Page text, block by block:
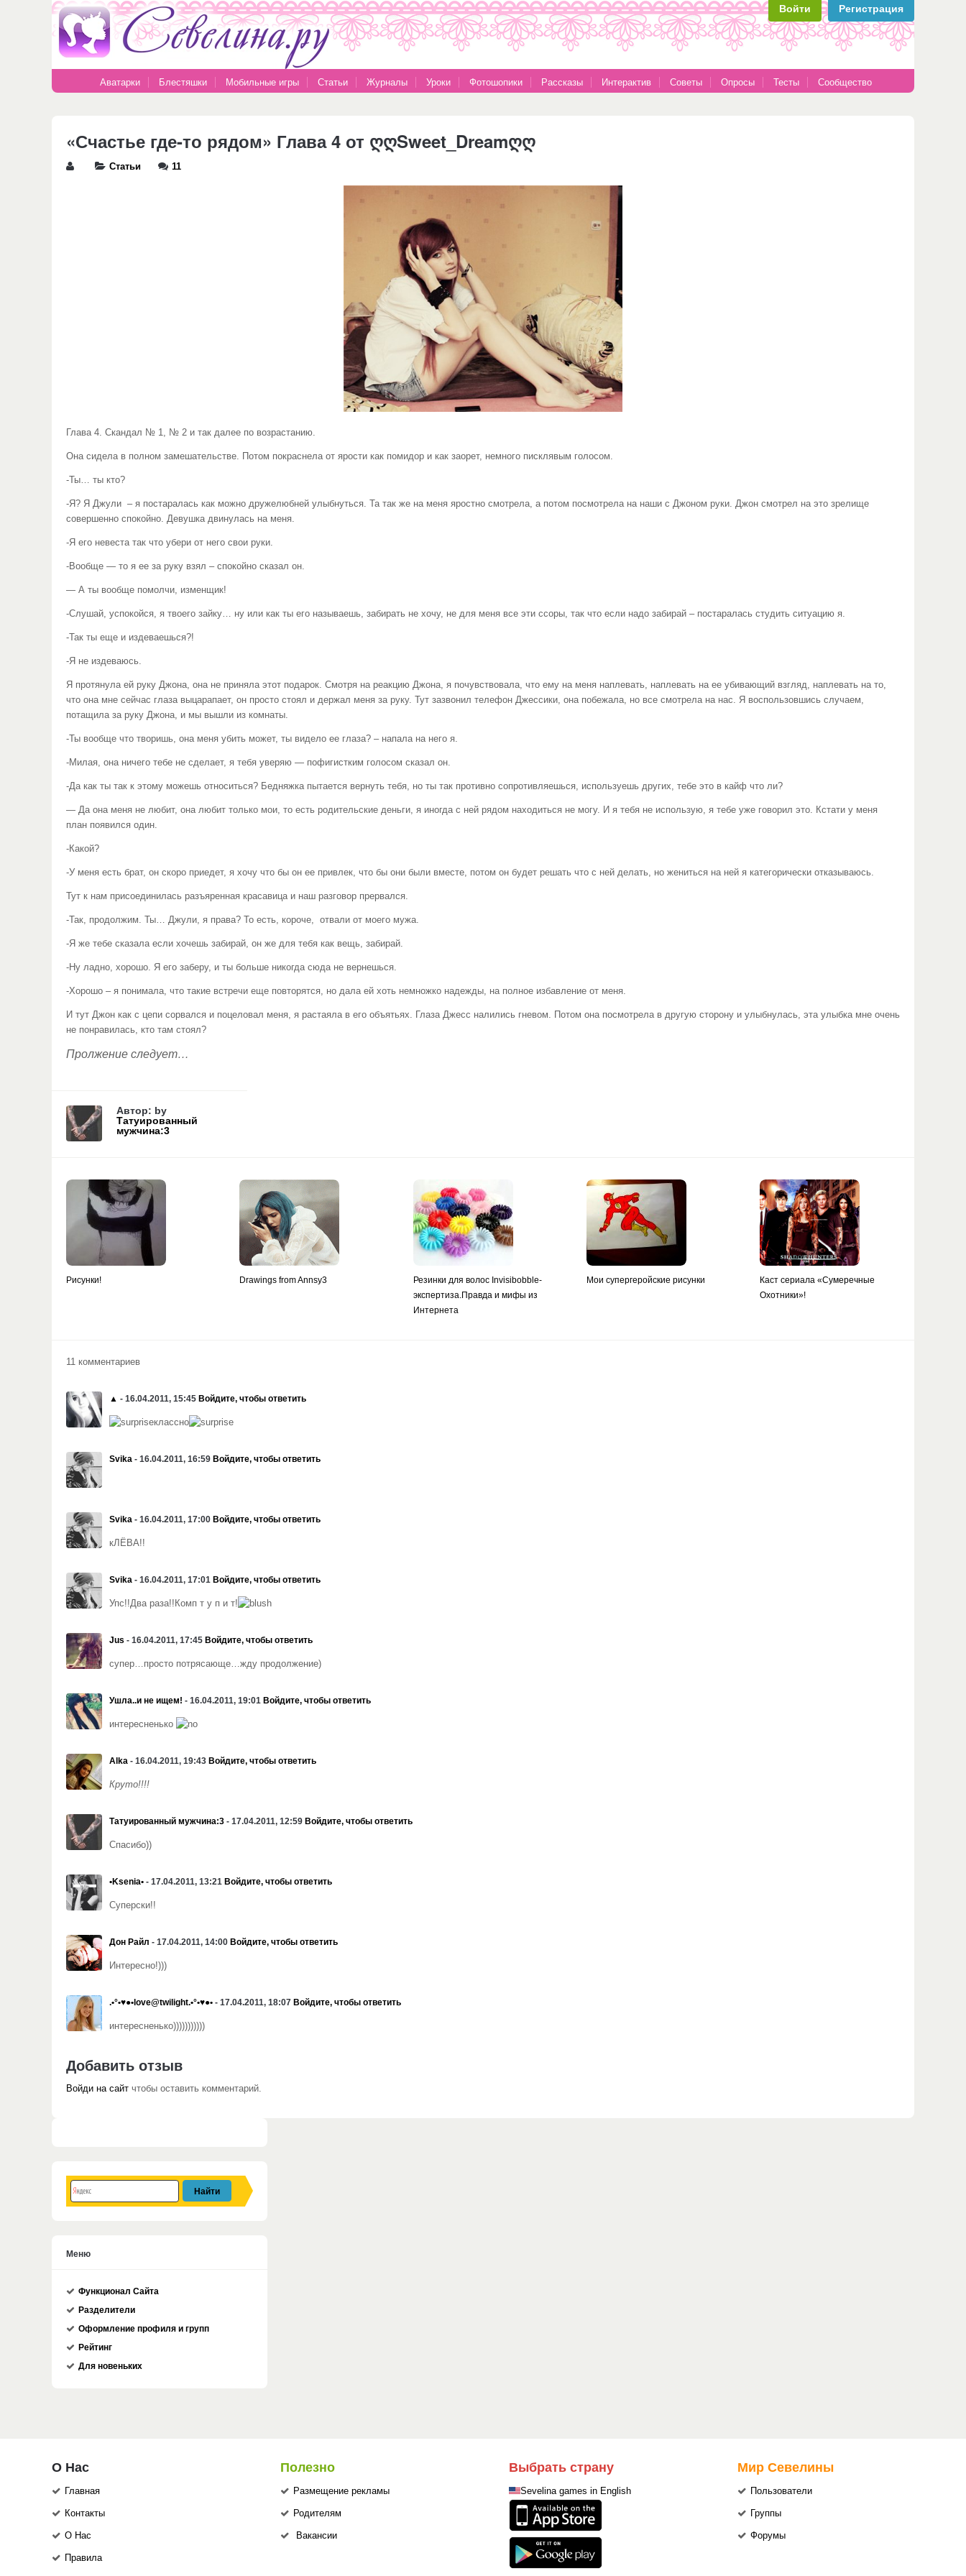
Войти Регистрация
Аватарки Блестяшки Мобильные игры Статьи Журналы Уроки Фотошопики Рассказы Интерактив Советы Опросы Тесты Сообщество
«Счастье где-то рядом» Глава 4 от ღღSweet_Dreamღღ
Статьи 11
Глава 4. Скандал № 1, № 2 и так далее по возрастанию.
Она сидела в полном замешательстве. Потом покраснела от ярости как помидор и как заорет, немного писклявым голосом.
-Ты… ты кто?
-Я? Я Джули – я постаралась как можно дружелюбней улыбнуться. Та так же на меня яростно смотрела, а потом посмотрела на наши с Джоном руки. Джон смотрел на это зрелище
совершенно спокойно. Девушка двинулась на меня.
-Я его невеста так что убери от него свои руки.
-Вообще — то я ее за руку взял – спокойно сказал он.
— А ты вообще помолчи, изменщик!
-Слушай, успокойся, я твоего зайку… ну или как ты его называешь, забирать не хочу, не для меня все эти ссоры, так что если надо забирай – постаралась студить ситуацию я.
-Так ты еще и издеваешься?!
-Я не издеваюсь.
Я протянула ей руку Джона, она не приняла этот подарок. Смотря на реакцию Джона, я почувствовала, что ему на меня наплевать, наплевать на ее убивающий взгляд, наплевать на то,
что она мне сейчас глаза выцарапает, он просто стоял и держал меня за руку. Тут зазвонил телефон Джессики, она побежала, но все смотрела на нас. Я воспользовшись случаем,
потащила за руку Джона, и мы вышли из комнаты.
-Ты вообще что творишь, она меня убить может, ты видело ее глаза? – напала на него я.
-Милая, она ничего тебе не сделает, я тебя уверяю — пофигистким голосом сказал он.
-Да как ты так к этому можешь относиться? Бедняжка пытается вернуть тебя, но ты так противно сопротивляешься, используешь других, тебе это в кайф что ли?
— Да она меня не любит, она любит только мои, то есть родительские деньги, я иногда с ней рядом находиться не могу. И я тебя не использую, я тебе уже говорил это. Кстати у меня
план появился один.
-Какой?
-У меня есть брат, он скоро приедет, я хочу что бы он ее привлек, что бы они были вместе, потом он будет решать что с ней делать, но жениться на ней я категорически отказываюсь.
Тут к нам присоединилась разъяренная красавица и наш разговор прервался.
-Так, продолжим. Ты… Джули, я права? То есть, короче, отвали от моего мужа.
-Я же тебе сказала если хочешь забирай, он же для тебя как вещь, забирай.
-Ну ладно, хорошо. Я его заберу, и ты больше никогда сюда не вернешься.
-Хорошо – я понимала, что такие встречи еще повторятся, но дала ей хоть немножко надежды, на полное избавление от меня.
И тут Джон как с цепи сорвался и поцеловал меня, я растаяла в его объятьях. Глаза Джесс налились гневом. Потом она посмотрела в другую сторону и улыбнулась, эта улыбка мне очень
не понравилась, кто там стоял?
Пролжение следует…
Автор: by
Татуированный
мужчина:3
Рисунки! Drawings from Annsy3
Резинки для волос Invisibobble-
экспертиза.Правда и мифы из
Интернета
Мои супергеройские рисунки
Каст сериала «Сумеречные
Охотники»!
11 комментариев
▲ - 16.04.2011, 15:45 Войдите, чтобы ответить
классно
Svika - 16.04.2011, 16:59 Войдите, чтобы ответить
Svika - 16.04.2011, 17:00 Войдите, чтобы ответить
кЛЁВА!!
Svika - 16.04.2011, 17:01 Войдите, чтобы ответить
Упс!!Два раза!!Комп т у п и т!
Jus - 16.04.2011, 17:45 Войдите, чтобы ответить
супер…просто потрясающе…жду продолжение)
Ушла..и не ищем! - 16.04.2011, 19:01 Войдите, чтобы ответить
интересненько
Alka - 16.04.2011, 19:43 Войдите, чтобы ответить
Круто!!!!
Татуированный мужчина:3 - 17.04.2011, 12:59 Войдите, чтобы ответить
Спасибо))
•Ksenia• - 17.04.2011, 13:21 Войдите, чтобы ответить
Суперски!!
Дон Райл - 17.04.2011, 14:00 Войдите, чтобы ответить
Интересно!)))
.•°•♥●•love@twilight.•°•♥●• - 17.04.2011, 18:07 Войдите, чтобы ответить
интересненько)))))))))))
Добавить отзыв
Войди на сайт чтобы оставить комментарий.
Меню
Функционал Сайта
Разделители
Оформление профиля и групп
Рейтинг
Для новеньких
О Нас
Главная
Контакты
О Нас
Правила
Полезно
Размещение рекламы
Родителям
Вакансии
Выбрать страну
Sevelina games in English
Мир Севелины
Пользователи
Группы
Форумы